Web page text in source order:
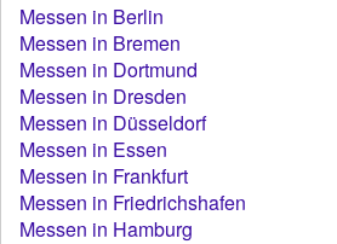
Messen in Berlin
Messen in Bremen
Messen in Dortmund
Messen in Dresden
Messen in Düsseldorf
Messen in Essen
Messen in Frankfurt
Messen in Friedrichshafen
Messen in Hamburg